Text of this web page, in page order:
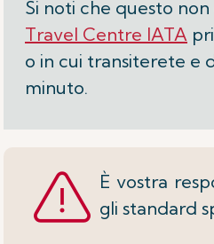
Si noti che questo
Travel Centre IATA
o in cui transiterete e
minuto.
È vostra
gli standard